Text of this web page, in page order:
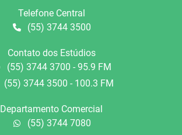
Telefone Central
(55) 3744 3500
Contato dos Estúdios
(55) 3744 3700 - 95.9 FM
(55) 3744 3500 - 100.3 FM
Departamento Comercial
(55) 3744 7080